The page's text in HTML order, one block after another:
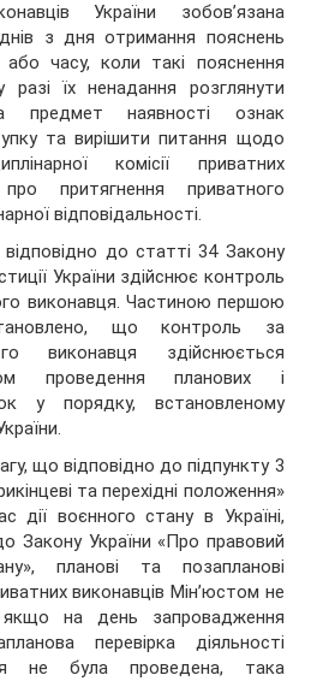
України зобов’язана
з дня отримання пояснень
часу, коли такі пояснення
їх ненадання розглянути
предмет наявності ознак
та вирішити питання щодо
комісії приватних
притягнення приватного
відповідальності.
до статті 34 Закону
України здійснює контроль
виконавця. Частиною першою
що контроль за
виконавця здійснюється
проведення планових і
у порядку, встановленому
що відповідно до підпункту 3
та перехідні положення»
воєнного стану в Україні,
Закону України «Про правовий
планові та позапланові
виконавців Мін’юстом не
на день запровадження
перевірка діяльності
не була проведена, така